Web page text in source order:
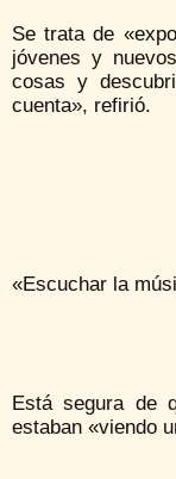
Se trata de
jóvenes y
cosas y
cuenta», refirió.
«Escuchar la
Está segura de
estaban «viendo